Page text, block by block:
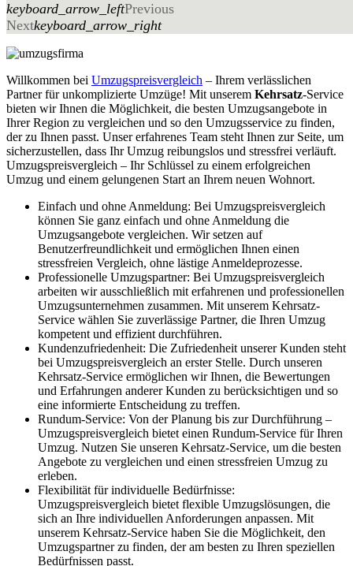
keyboard_arrow_leftPrevious
Nextkeyboard_arrow_right
Willkommen bei Umzugspreisvergleich – Ihrem verlässlichen
Partner für unkomplizierte Umzüge! Mit unserem Kehrsatz-Service
bieten wir Ihnen die Möglichkeit, die besten Umzugsangebote in
Ihrer Region zu vergleichen und so den Umzugsservice zu finden,
der zu Ihnen passt. Unser erfahrenes Team steht Ihnen zur Seite, um
sicherzustellen, dass Ihr Umzug reibungslos und stressfrei verläuft.
Umzugspreisvergleich – Ihr Schlüssel zu einem erfolgreichen
Umzug und einem gelungenen Start an Ihrem neuen Wohnort.
Einfach und ohne Anmeldung: Bei Umzugspreisvergleich
können Sie ganz einfach und ohne Anmeldung die
Umzugsangebote vergleichen. Wir setzen auf
Benutzerfreundlichkeit und ermöglichen Ihnen einen
stressfreien Vergleich, ohne lästige Anmeldeprozesse.
Professionelle Umzugspartner: Bei Umzugspreisvergleich
arbeiten wir ausschließlich mit erfahrenen und professionellen
Umzugsunternehmen zusammen. Mit unserem Kehrsatz-
Service wählen Sie zuverlässige Partner, die Ihren Umzug
kompetent und effizient durchführen.
Kundenzufriedenheit: Die Zufriedenheit unserer Kunden steht
bei Umzugspreisvergleich an erster Stelle. Durch unseren
Kehrsatz-Service ermöglichen wir Ihnen, die Bewertungen
und Erfahrungen anderer Kunden zu berücksichtigen und so
eine informierte Entscheidung zu treffen.
Rundum-Service: Von der Planung bis zur Durchführung –
Umzugspreisvergleich bietet einen Rundum-Service für Ihren
Umzug. Nutzen Sie unseren Kehrsatz-Service, um die besten
Angebote zu vergleichen und einen stressfreien Umzug zu
erleben.
Flexibilität für individuelle Bedürfnisse:
Umzugspreisvergleich bietet flexible Umzugslösungen, die
sich an Ihre individuellen Anforderungen anpassen. Mit
unserem Kehrsatz-Service haben Sie die Möglichkeit, den
Umzugspartner zu finden, der am besten zu Ihren speziellen
Bedürfnissen passt.